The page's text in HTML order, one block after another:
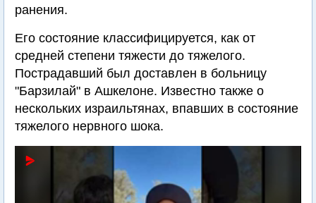
ранения.
Его состояние классифицируется, как от
средней степени тяжести до тяжелого.
Пострадавший был доставлен в больницу
"Барзилай" в Ашкелоне. Известно также о
нескольких израильтянах, впавших в состояние
тяжелого нервного шока.